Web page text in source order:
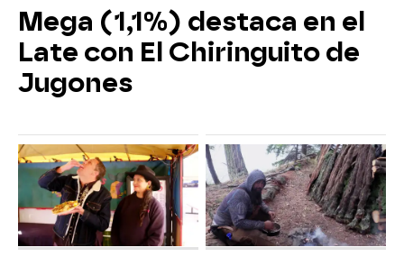
Mega (1,1%) destaca en el
Late con El Chiringuito de
Jugones